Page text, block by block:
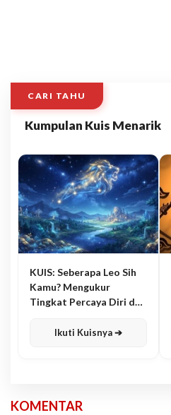
CARI TAHU
Kumpulan Kuis Menarik
KUIS: Seberapa Leo Sih
Kamu? Mengukur
Tingkat Percaya Diri dan
Ikuti Kuisnya ➔
KOMENTAR